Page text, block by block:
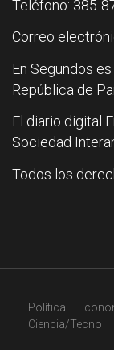
Teléfono: 385-
Correo
En Segundos
República de
El diario digital
Sociedad
Todos los
Política
Ciencia/Tecno